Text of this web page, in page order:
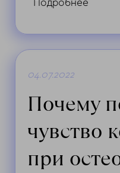
Подробнее
04.07.2022
Почему
чувство
при